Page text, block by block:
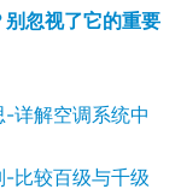
忽视了它的重要
详解空调系统中
比较百级与千级